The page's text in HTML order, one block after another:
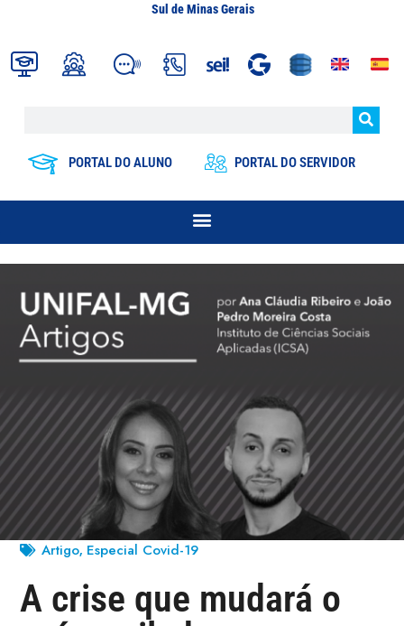
Sul de Minas Gerais
PORTAL DO ALUNO PORTAL DO SERVIDOR
Artigo, Especial Covid-19
A crise que mudará o